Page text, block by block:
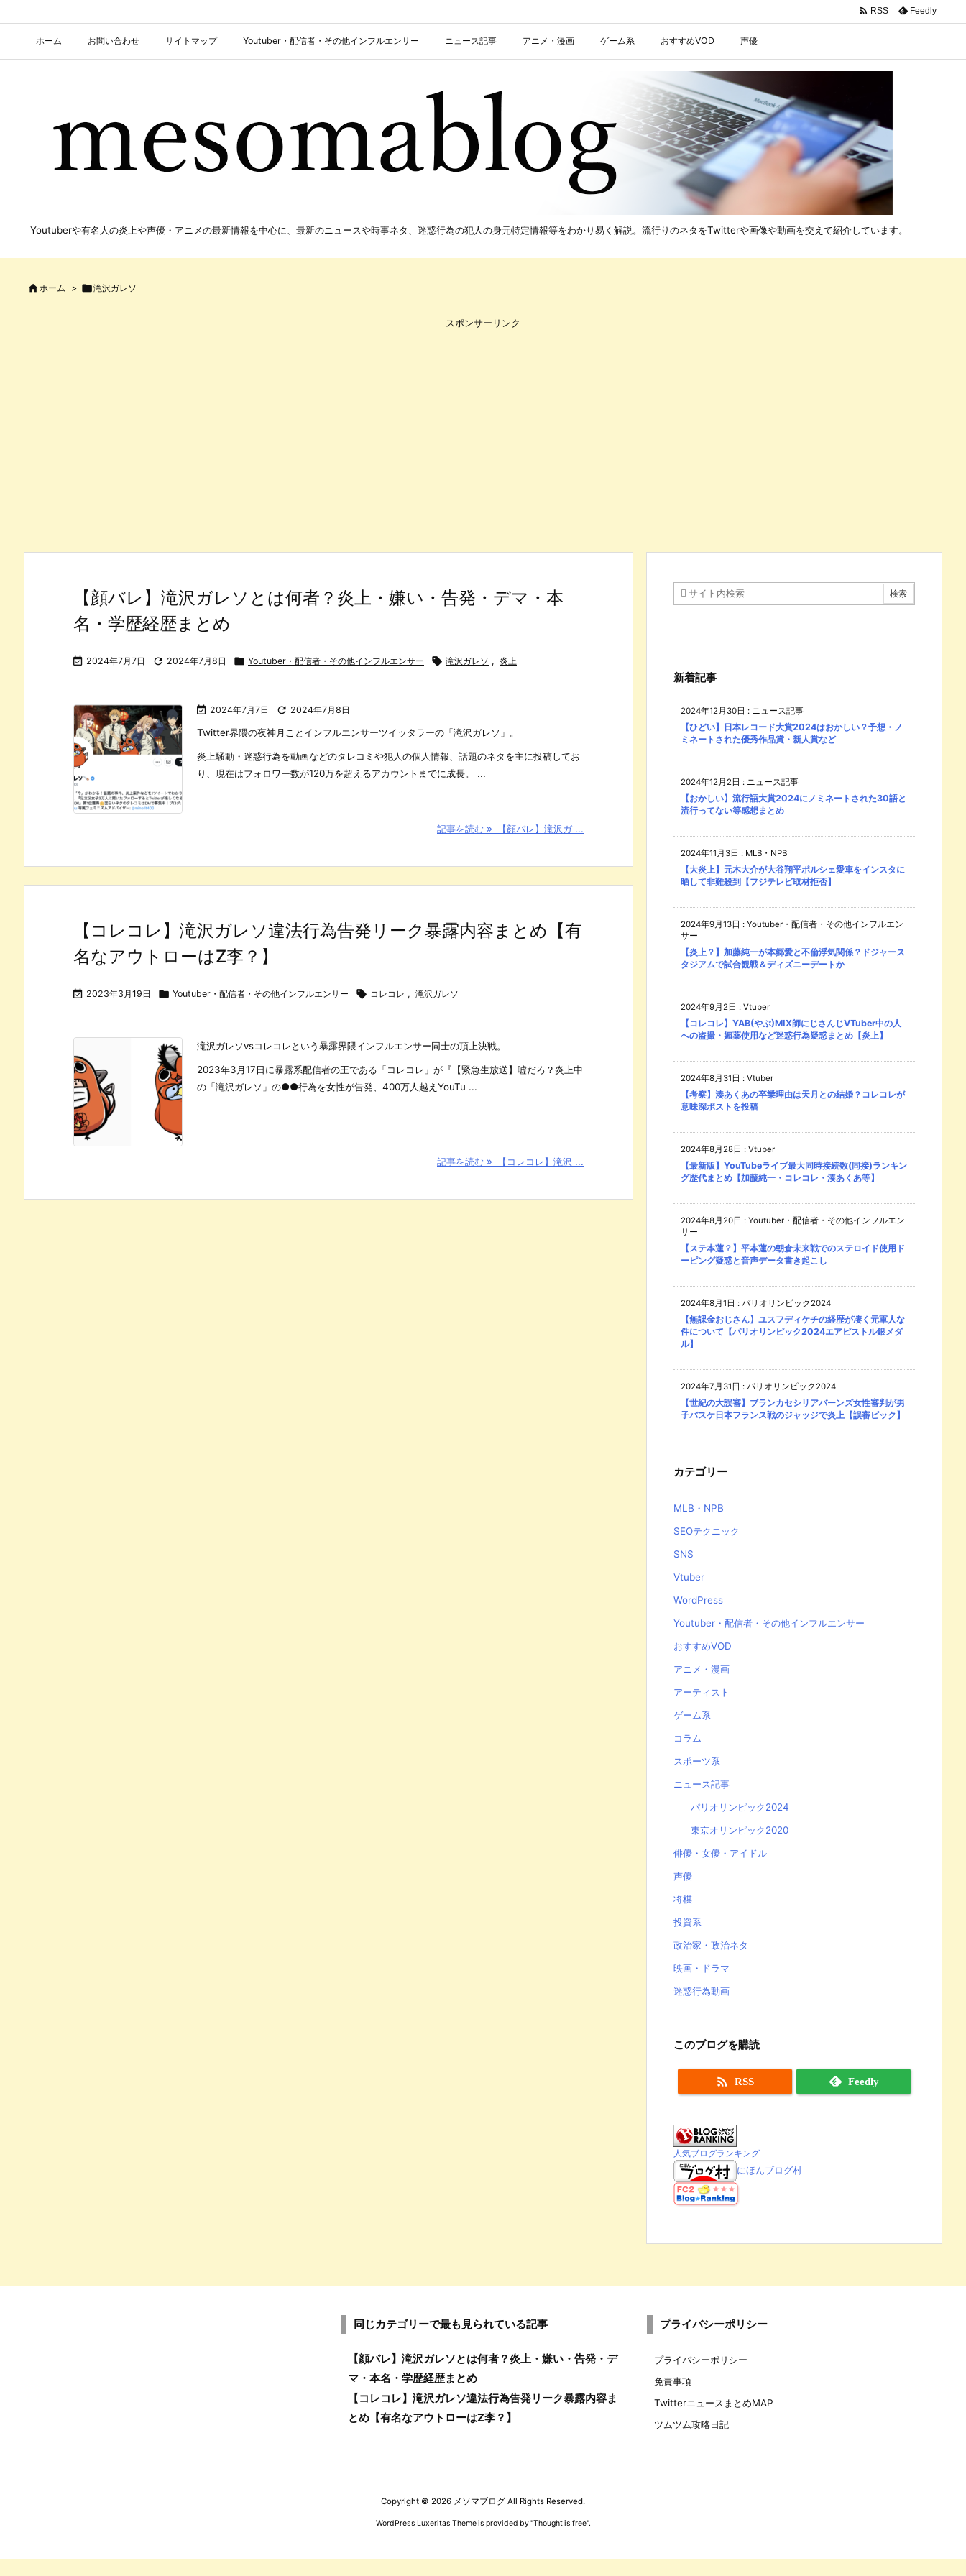
ホーム お問い合わせ サイトマップ Youtuber・配信者・その他インフルエンサー ニュース記事 アニメ・漫画 ゲーム系 おすすめVOD 声優
 RSS Feedly
Youtuberや有名人の炎上や声優・アニメの最新情報を中心に、最新のニュースや時事ネタ、迷惑行為の犯人の身元特定情報等をわかり易く解説。流行りのネタをTwitterや画像や動画を交えて紹介しています。
 ホーム > 滝沢ガレソ
スポンサーリンク
【顔バレ】滝沢ガレソとは何者？炎上・嫌い・告発・デマ・本
名・学歴経歴まとめ
 2024年7月7日  2024年7月8日  Youtuber・配信者・その他インフルエンサー  滝沢ガレソ , 炎上
 2024年7月7日  2024年7月8日
Twitter界隈の夜神月ことインフルエンサーツイッタラーの「滝沢ガレソ」。
炎上騒動・迷惑行為を動画などのタレコミや犯人の個人情報、話題のネタを主に投稿してお
り、現在はフォロワー数が120万を超えるアカウントまでに成長。 ...
記事を読む 【顔バレ】滝沢ガ ...
【コレコレ】滝沢ガレソ違法行為告発リーク暴露内容まとめ【有
名なアウトローはZ李？】
 2023年3月19日  Youtuber・配信者・その他インフルエンサー  コレコレ , 滝沢ガレソ
滝沢ガレソvsコレコレという暴露界隈インフルエンサー同士の頂上決戦。
2023年3月17日に暴露系配信者の王である「コレコレ」が『【緊急生放送】嘘だろ？炎上中
の「滝沢ガレソ」の●●行為を女性が告発、400万人越えYouTu ...
記事を読む 【コレコレ】滝沢 ...
新着記事
2024年12月30日 : ニュース記事
【ひどい】日本レコード大賞2024はおかしい？予想・ノ
ミネートされた優秀作品賞・新人賞など
2024年12月2日 : ニュース記事
【おかしい】流行語大賞2024にノミネートされた30語と
流行ってない等感想まとめ
2024年11月3日 : MLB・NPB
【大炎上】元木大介が大谷翔平ポルシェ愛車をインスタに
晒して非難殺到【フジテレビ取材拒否】
2024年9月13日 : Youtuber・配信者・その他インフルエン
サー
【炎上？】加藤純一が本郷愛と不倫浮気関係？ドジャース
タジアムで試合観戦＆ディズニーデートか
2024年9月2日 : Vtuber
【コレコレ】YAB(やぶ)MIX師にじさんじVTuber中の人
への盗撮・媚薬使用など迷惑行為疑惑まとめ【炎上】
2024年8月31日 : Vtuber
【考察】湊あくあの卒業理由は天月との結婚？コレコレが
意味深ポストを投稿
2024年8月28日 : Vtuber
【最新版】YouTubeライブ最大同時接続数(同接)ランキン
グ歴代まとめ【加藤純一・コレコレ・湊あくあ等】
2024年8月20日 : Youtuber・配信者・その他インフルエン
サー
【ステ本蓮？】平本蓮の朝倉未来戦でのステロイド使用ド
ーピング疑惑と音声データ書き起こし
2024年8月1日 : パリオリンピック2024
【無課金おじさん】ユスフディケチの経歴が凄く元軍人な
件について【パリオリンピック2024エアピストル銀メダ
ル】
2024年7月31日 : パリオリンピック2024
【世紀の大誤審】ブランカセシリアバーンズ女性審判が男
子バスケ日本フランス戦のジャッジで炎上【誤審ピック】
カテゴリー
MLB・NPB
SEOテクニック
SNS
Vtuber
WordPress
Youtuber・配信者・その他インフルエンサー
おすすめVOD
アニメ・漫画
アーティスト
ゲーム系
コラム
スポーツ系
ニュース記事
パリオリンピック2024
東京オリンピック2020
俳優・女優・アイドル
声優
将棋
投資系
政治家・政治ネタ
映画・ドラマ
迷惑行為動画
このブログを購読
 RSS Feedly
人気ブログランキング
にほんブログ村
同じカテゴリーで最も見られている記事
【顔バレ】滝沢ガレソとは何者？炎上・嫌い・告発・デ
マ・本名・学歴経歴まとめ
【コレコレ】滝沢ガレソ違法行為告発リーク暴露内容ま
とめ【有名なアウトローはZ李？】
プライバシーポリシー
プライバシーポリシー
免責事項
TwitterニュースまとめMAP
ツムツム攻略日記
Copyright © 2026 メソマブログ All Rights Reserved.
WordPress Luxeritas Theme is provided by "Thought is free".